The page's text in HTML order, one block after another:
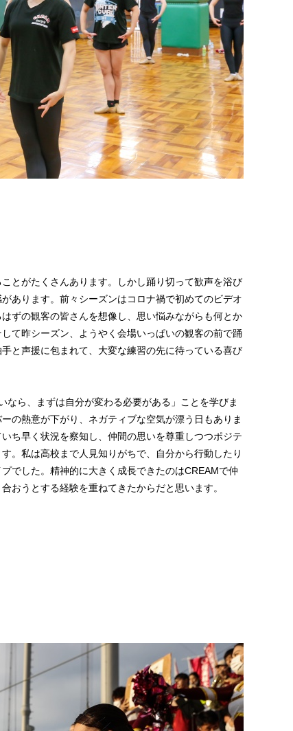
とがたくさんあります。しかし踊り切って歓声を浴び
あります。前々シーズンはコロナ禍で初めてのビデオ
ずの観客の皆さんを想像し、思い悩みながらも何とか
て昨シーズン、ようやく会場いっぱいの観客の前で踊
と声援に包まれて、大変な練習の先に待っている喜び
なら、まずは自分が変わる必要がある」ことを学びま
の熱意が下がり、ネガティブな空気が漂う日もありま
ち早く状況を察知し、仲間の思いを尊重しつつポジテ
。私は高校まで人見知りがちで、自分から行動したり
でした。精神的に大きく成長できたのはCREAMで仲
おうとする経験を重ねてきたからだと思います。